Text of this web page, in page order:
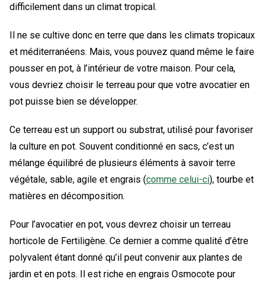
difficilement dans un climat tropical.
Il ne se cultive donc en terre que dans les climats tropicaux
et méditerranéens. Mais, vous pouvez quand même le faire
pousser en pot, à l’intérieur de votre maison. Pour cela,
vous devriez choisir le terreau pour que votre avocatier en
pot puisse bien se développer.
Ce terreau est un support ou substrat, utilisé pour favoriser
la culture en pot. Souvent conditionné en sacs, c’est un
mélange équilibré de plusieurs éléments à savoir terre
végétale, sable, agile et engrais (comme celui-ci), tourbe et
matières en décomposition.
Pour l’avocatier en pot, vous devrez choisir un terreau
horticole de Fertiligène. Ce dernier a comme qualité d’être
polyvalent étant donné qu’il peut convenir aux plantes de
jardin et en pots. Il est riche en engrais Osmocote pour